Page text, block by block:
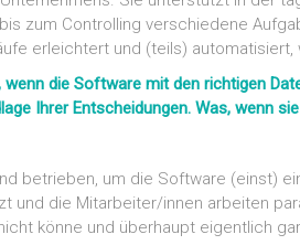
zum Controlling verschiedene
erleichtert und (teils) automatisiert,
die Software mit den richtigen
Ihrer Entscheidungen. Was, wenn
betrieben, um die Software (einst)
die Mitarbeiter/innen arbeiten
könne und überhaupt eigentlich